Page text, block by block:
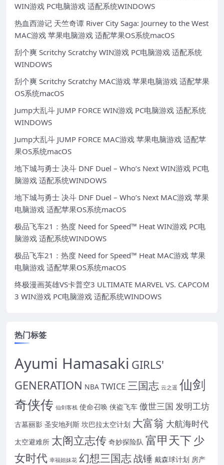
WIN游戏 PC电脑游戏 适配系统WINDOWS
热血西游记 天竺奇谭 River City Saga: Journey to the West
MAC游戏 苹果电脑游戏 适配苹果OS系统macOS
刮个爽 Scritchy Scratchy WIN游戏 PC电脑游戏 适配系统
WINDOWS
刮个爽 Scritchy Scratchy MAC游戏 苹果电脑游戏 适配苹果
OS系统macOS
Jump大乱斗 JUMP FORCE WIN游戏 PC电脑游戏 适配系统
WINDOWS
Jump大乱斗 JUMP FORCE MAC游戏 苹果电脑游戏 适配苹
果OS系统macOS
地下城与勇士 决斗 DNF Duel – Who’s Next WIN游戏 PC电
脑游戏 适配系统WINDOWS
地下城与勇士 决斗 DNF Duel – Who’s Next MAC游戏 苹果
电脑游戏 适配苹果OS系统macOS
极品飞车21：热度 Need for Speed™ Heat WIN游戏 PC电
脑游戏 适配系统WINDOWS
极品飞车21：热度 Need for Speed™ Heat MAC游戏 苹果
电脑游戏 适配苹果OS系统macOS
终极漫画英雄VS卡普空3 ULTIMATE MARVEL VS. CAPCOM
3 WIN游戏 PC电脑游戏 适配系统WINDOWS
热门标签
Ayumi Hamasaki GIRLS'
GENERATION NBA TWICE三国志 云之遥 仙剑
奇侠传 仙剑客栈 使命召唤 侠盗飞车 傲世三国 发明工坊
古墓丽影 圣安地列斯 坎巴拉太空计划 大富翁 大航海时代
太空避难所 太阁立志传 奇妙探险队 富甲天下 少
女时代 幸福姐妹花 幻想三国志战锤 戴森球计划 房产